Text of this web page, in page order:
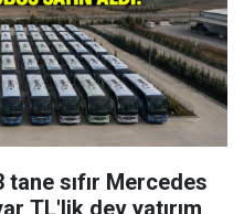
sıfır Mercedes
TL'lik dev yatırım